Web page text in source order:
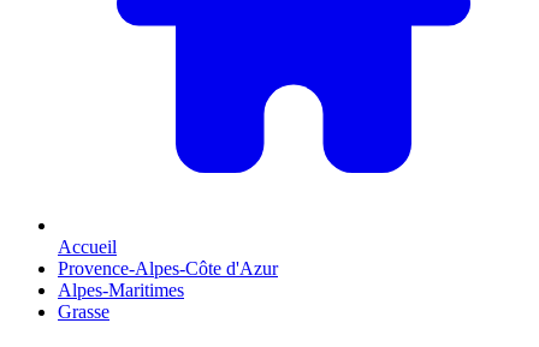
Accueil
Provence-Alpes-Côte d'Azur
Alpes-Maritimes
Grasse